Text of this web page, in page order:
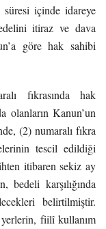
süresi içinde idareye
itiraz ve dava
göre hak sahibi
fıkrasında hak
olanların Kanun’un
(2) numaralı fıkra
tescil edildiği
itibaren sekiz ay
bedeli karşılığında
belirtilmiştir.
fiilî kullanım